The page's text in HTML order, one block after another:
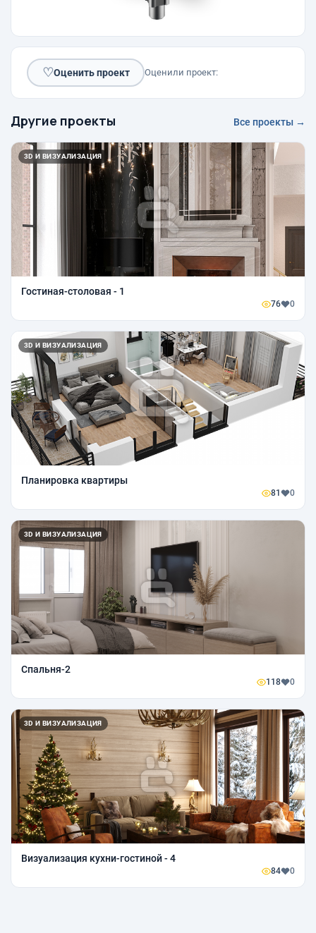
♡Оценить проект Оценили проект:
Другие проекты Все проекты →
3D И ВИЗУАЛИЗАЦИЯ
Гостиная-столовая - 1
76 0
3D И ВИЗУАЛИЗАЦИЯ
Планировка квартиры
81 0
3D И ВИЗУАЛИЗАЦИЯ
Спальня-2
118 0
3D И ВИЗУАЛИЗАЦИЯ
Визуализация кухни-гостиной - 4
84 0